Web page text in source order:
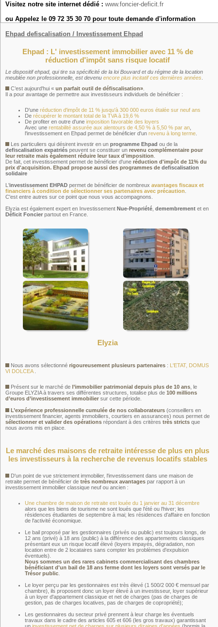
Visitez notre site internet dédié : www.foncier-deficit.fr
ou Appelez le 09 72 35 30 70 pour toute demande d'information
Ehpad defiscalisation / Investissement Ehpad
Ehpad : L' investissement immobilier avec 11 % de
réduction d'impôt sans risque locatif
Le dispositifehpad, qui tire sa spécificité de la loi Bouvard et du régime de la location
meublée non professionnelle, est devenu encore plus incitatif ces dernières années
C’est aujourd'hui « un parfait outil de défiscalisation»
Il a pour avantage de permettre aux investisseurs individuels de bénéficier :
D'une réduction d'impôt de 11 % jusqu'à 300 000 euros étalée sur neuf ans
De récupérer le montant total de la TVA à 19,6 %
De profiter en outre d'une imposition favorable des loyers
Avec une rentabilité assurée aux alentours de 4,50 % à 5,50 % par an
l'investissement en Ehpad permet de bénéficier d'un revenu à long terme
Les particuliers qui désirent investir en un programme Ehpad ou de la
defiscalisation expatriés peuvent se constituer un revenu complémentaire pour
leur retraite mais également réduire leur taux d'imposition
De fait, cet investissement permet de bénéficier d'une réduction d'impôt de 11% du
prix d'acquisition. Ehpad propose aussi des programmes de defiscalisation
solidaire
L'investissement EHPAD permet de bénéficier de nombreux avantages fiscaux et
financiers à condition de sélectionner ses partenaires avec précaution
C'est entre autres sur ce point que nous vous accompagnons.
Elyzia est également expert en Investissement Nue-Propriété demembrement et en
Déficit Foncier partout en France.
Elyzia
Nous avons sélectionné rigoureusement plusieurs partenaires : L'ETAT, DOMUS
VI DOLCEA
Présent sur le marché de l’immobilier patrimonial depuis plus de 10 ans , le
Groupe ELYZIA à travers ses différentes structures, totalise plus de 100 millions
d’euros d’investissement immobilier sur cette période.
L’expérience professionnelle cumulée de nos collaborateurs (conseillers en
investissement financier, agents immobiliers, courtiers en assurances) nous permet de
sélectionner et valider des opérations répondant à des critères très stricts que
nous avons mis en place.
Le marché des maisons de retraite intéresse de plus en plus
les investisseurs à la recherche de revenus locatifs stables
D'un point de vue strictement immobilier, l'investissement dans une maison de
retraite permet de bénéficier de très nombreux avantages par rapport à un
investissement immobilier classique neuf ou ancien :
Une chambre de maison de retraite est louée du 1 janvier au 31 décembre
alors que les biens de tourisme ne sont loués que l'été ou l'hiver; les
résidences étudiantes de septembre à mai; les résidences d'affaire en fonction
de l'activité économique.
Le bail proposé par les gestionnaires (privés ou public) est toujours longs, de
12 ans (privé) à 18 ans (public) à la différence des appartements classiques
présentant eux un risque locatif élevé (loyers impayés, dégradation, non
location entre de 2 locataires sans compter les problèmes d'expulsion
éventuels).
Nous sommes un des rares cabinets commercialisant des chambres
bénéficiant d'un bail de 18 ans ferme dont les loyers sont versés par le
Trésor public
Le loyer perçu par les gestionnaires est très élevé (1 500/2 000 € mensuel par
chambre), ils proposent donc un loyer élevé à un investisseur, loyer supérieur
à un loyer d'appartement classique et net de charges (pas de charges de
gestion, pas de charges locatives, pas de charges de copropriété);
Les gestionnaires du secteur privé prennent à leur charge les éventuels
travaux dans le cadre des articles 605 et 606 (les gros travaux) garantissant